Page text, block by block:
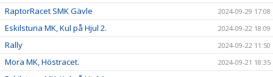
RaptorRacet SMK Gävle 2024-09-29 17:08
Eskilstuna MK, Kul på Hjul 2. 2024-09-22 18:09
Rally 2024-09-22 11:50
Mora MK, Höstracet. 2024-09-21 18:35